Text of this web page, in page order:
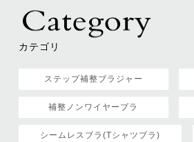
カテゴリ
ステップ補整ブラジャー
補整ノンワイヤーブラ
シームレスブラ(Tシャツブラ)